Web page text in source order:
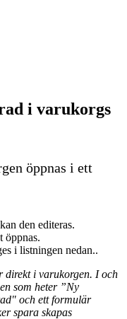
i varukorgs
öppnas i ett
den editeras.
öppnas.
i listningen nedan..
direkt i varukorgen. I och
som heter ”Ny
och ett formulär
spara skapas